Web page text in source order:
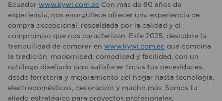
Ecuador www.kywi.com.ec Con más de 80 años de
experiencia, nos enorgullece ofrecer una experiencia de
compra excepcional, respaldada por la calidad y el
compromiso que nos caracterizan. Este 2025, descubre la
tranquilidad de comprar en www.kywi.com.ec que combina
la tradición, modernidad, comodidad y facilidad, con un
catálogo diseñado para satisfacer todas tus necesidades,
desde ferretería y mejoramiento del hogar hasta tecnología,
electrodomésticos, decoración y mucho más. Somos tu
aliado estratégico para proyectos profesionales,